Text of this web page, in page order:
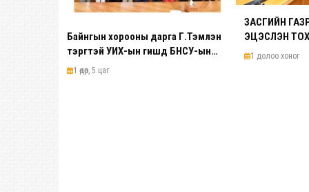
Байнгын хорооны дарга Г.Тэмүүлэн
тэргүүтэй УИХ-ын гишүүд БНСУ-ын
Үндэсний Ассамблейн гишүүдийг
1 өдөр, 5 цаг
ЗАСГИЙН
ЭЦЭСЛЭН
1 долоо хоног